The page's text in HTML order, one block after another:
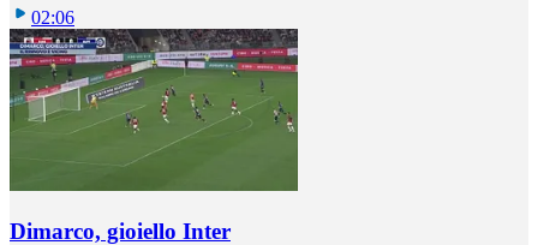
02:06
Dimarco, gioiello Inter